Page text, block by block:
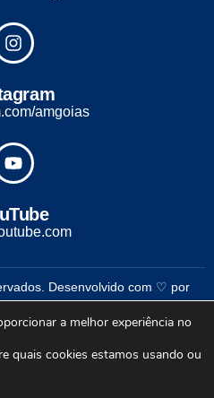
amgoias
Desenvolvido com ♡ por
Corporativas
a melhor experiência no
quais cookies estamos usando ou